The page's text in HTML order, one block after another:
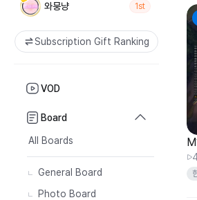
와뭉냥 1st
Subscription Gift Ranking
VOD
Board
All Boards
General Board
Photo Board